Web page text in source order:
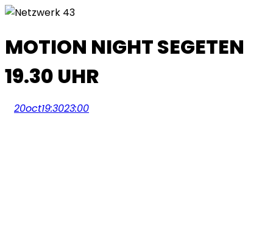
MOTION NIGHT SEGETEN
19.30 UHR
20oct19:3023:00